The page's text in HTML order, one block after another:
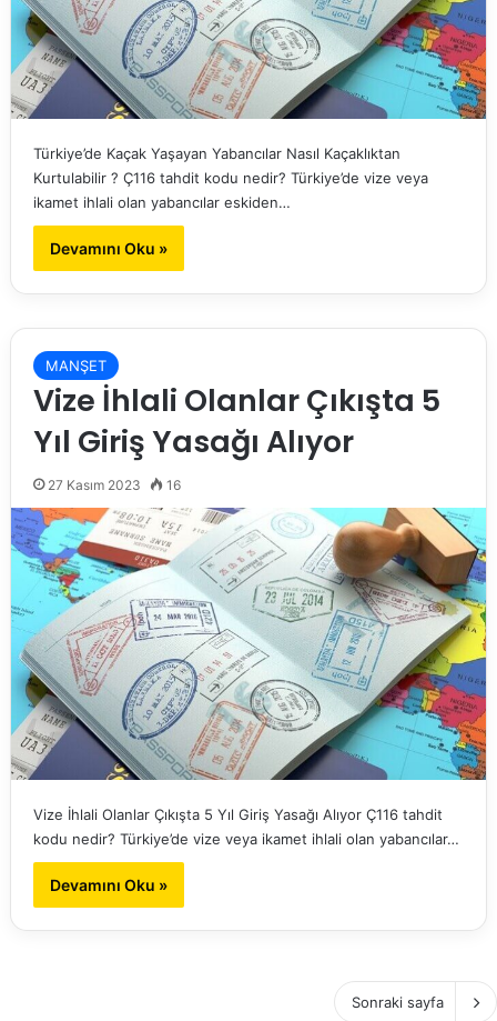
Türkiye’de Kaçak Yaşayan Yabancılar Nasıl Kaçaklıktan
Kurtulabilir ? Ç116 tahdit kodu nedir? Türkiye’de vize veya
ikamet ihlali olan yabancılar eskiden…
Devamını Oku »
MANŞET
Vize İhlali Olanlar Çıkışta 5
Yıl Giriş Yasağı Alıyor
27 Kasım 2023 16
Vize İhlali Olanlar Çıkışta 5 Yıl Giriş Yasağı Alıyor Ç116 tahdit
kodu nedir? Türkiye’de vize veya ikamet ihlali olan yabancılar…
Devamını Oku »
Sonraki sayfa